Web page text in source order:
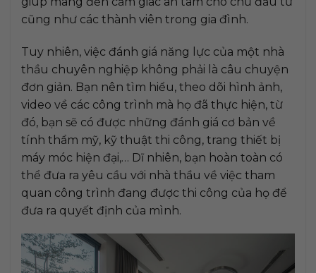
cũng như các thành viên trong gia đình.
Tuy nhiên, việc đánh giá năng lực của một nhà
thầu chuyên nghiệp không phải là câu chuyện
đơn giản. Bạn nên tìm hiểu, theo dõi hình ảnh,
video về các công trình mà họ đã thực hiện, từ
đó, bạn sẽ có được những đánh giá cơ bản về
tính thẩm mỹ, kỹ thuật thi công, trang thiết bị
máy móc hiện đại,… Dĩ nhiên, bạn hoàn toàn có
thể đưa ra yêu cầu với nhà thầu về việc tham
quan công trình đang được thi công của họ để
đưa ra quyết định của mình.